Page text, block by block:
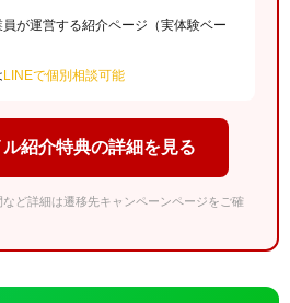
が運営する紹介ページ（実体験ベー
LINEで個別相談可能
紹介特典の詳細を見る
ど詳細は遷移先キャンペーンページをご確